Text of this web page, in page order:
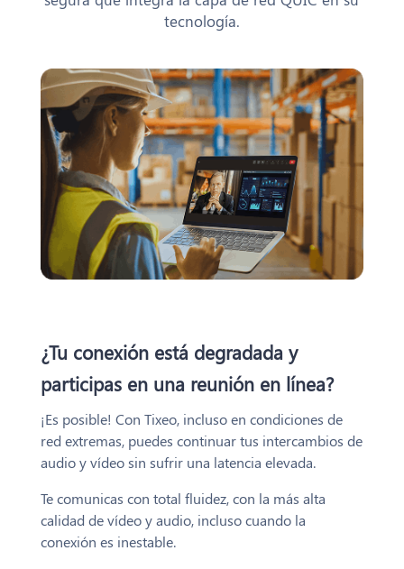
tecnología.
¿Tu conexión está degradada y
participas en una reunión en línea?
¡Es posible! Con Tixeo, incluso en condiciones de
red extremas, puedes continuar tus intercambios de
audio y vídeo sin sufrir una latencia elevada.
Te comunicas con total fluidez, con la más alta
calidad de vídeo y audio, incluso cuando la
conexión es inestable.